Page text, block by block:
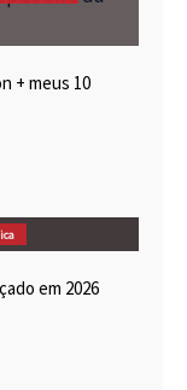
+ meus 10
em 2026